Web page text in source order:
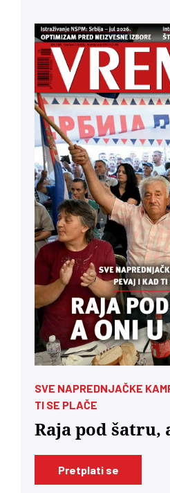
SVE NAPREDNJAČKE
TI SE PLAČE
Raja pod šatru,
Pretplati se